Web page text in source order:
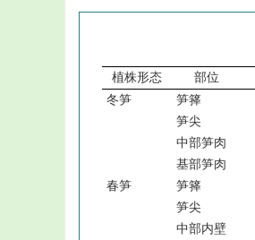
植株形态
部位
冬笋
笋箨
笋尖
中部笋肉
基部笋肉
春笋
笋箨
笋尖
中部内壁